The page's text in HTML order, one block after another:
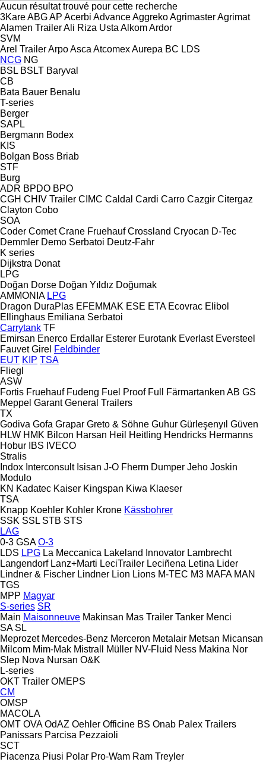
Aucun résultat trouvé pour cette recherche
3KareABGAP Acerbi AdvanceAggrekoAgrimasterAgrimat
Alamen TrailerAli Riza Usta AlkomArdor
SVM
Arel TrailerArpoAsca AtcomexAurepa BC LDS
NCG NG
BSL BSLT Baryval
CB
Bata Bauer Benalu
T-series
Berger
SAPL
Bergmann Bodex
KIS
Bolgan Boss Briab
STF
Burg
ADR BPDO BPO
CGH CHIV Trailer CIMC Caldal Cardi Carro Cazgir Citergaz
Clayton Cobo
SOA
Coder Comet Crane Fruehauf Crossland Cryocan D-Tec
Demmler Demo Serbatoi Deutz-Fahr
K series
Dijkstra Donat
LPG
Doğan Dorse Doğan Yıldız Doğumak
AMMONIA LPG
Dragon DuraPlas EFEMMAK ESE ETA Ecovrac Elibol
Ellinghaus Emiliana Serbatoi
Carrytank TF
Emirsan Enerco Erdallar Esterer Eurotank Everlast Eversteel
Fauvet Girel Feldbinder
EUT KIP TSA
Fliegl
ASW
Fortis Fruehauf Fudeng Fuel Proof Full Färmartanken AB GS
Meppel Garant General Trailers
TX
Godiva Gofa Grapar Greto & Söhne Guhur Gürleşenyıl Güven
HLW HMK Bilcon Harsan Heil Heitling Hendricks Hermanns
Hobur IBS IVECO
Stralis
Indox Interconsult Isisan J-O Fherm Dumper Jeho Joskin
Modulo
KN Kadatec Kaiser Kingspan Kiwa Klaeser
TSA
Knapp Koehler Kohler Krone Kässbohrer
SSK SSL STB STS
LAG
0-3 GSA O-3
LDS LPG La Meccanica Lakeland Innovator Lambrecht
Langendorf Lanz+Marti LeciTrailer Leciñena Letina Lider
Lindner & Fischer Lindner Lion Lions M-TEC M3 MAFA MAN
TGS
MPP Magyar
S-series SR
Main Maisonneuve Makinsan Mas Trailer Tanker Menci
SA SL
Meprozet Mercedes-Benz Merceron Metalair Metsan Micansan
Milcom Mim-Mak Mistrall Müller NV-Fluid Ness Makina Nor
Slep Nova Nursan O&K
L-series
OKT Trailer OMEPS
CM
OMSP
MACOLA
OMT OVA OdAZ Oehler Officine BS Onab Palex Trailers
Panissars Parcisa Pezzaioli
SCT
Piacenza Piusi Polar Pro-Wam Ram Treyler